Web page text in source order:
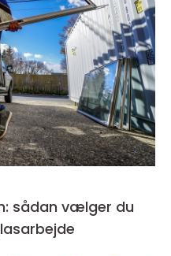
sådan vælger du